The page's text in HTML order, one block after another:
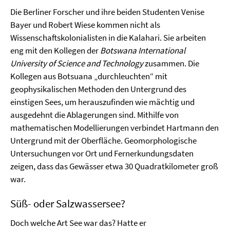
Die Berliner Forscher und ihre beiden Studenten Venise
Bayer und Robert Wiese kommen nicht als
Wissenschaftskolonialisten in die Kalahari. Sie arbeiten
eng mit den Kollegen derBotswana International
University of Science and Technologyzusammen. Die
Kollegen aus Botsuana „durchleuchten“ mit
geophysikalischen Methoden den Untergrund des
einstigen Sees, um herauszufinden wie mächtig und
ausgedehnt die Ablagerungen sind. Mithilfe von
mathematischen Modellierungen verbindet Hartmann den
Untergrund mit der Oberfläche. Geomorphologische
Untersuchungen vor Ort und Fernerkundungsdaten
zeigen, dass das Gewässer etwa 30 Quadratkilometer groß
war.
Süß- oder Salzwassersee?
Doch welche Art See war das? Hatte er